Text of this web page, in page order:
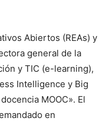
Abiertos (REAs) y
general de la
y TIC (e-learning),
Intelligence y Big
MOOC». El
en